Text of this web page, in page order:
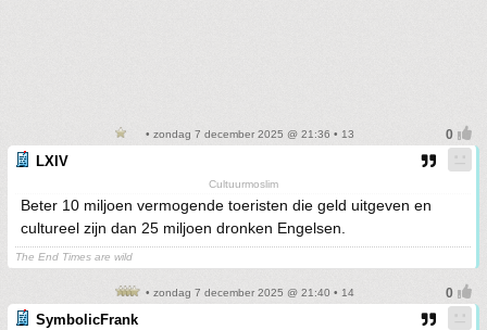
• zondag 7 december 2025 @ 21:36 • 13
LXIV
Cultuurmoslim
Beter 10 miljoen vermogende toeristen die geld uitgeven en
cultureel zijn dan 25 miljoen dronken Engelsen.
The End Times are wild
• zondag 7 december 2025 @ 21:40 • 14
SymbolicFrank